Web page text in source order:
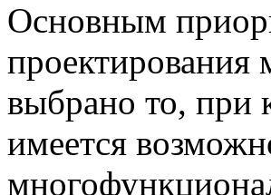
Основным
проектирования
выбрано то, при
имеется